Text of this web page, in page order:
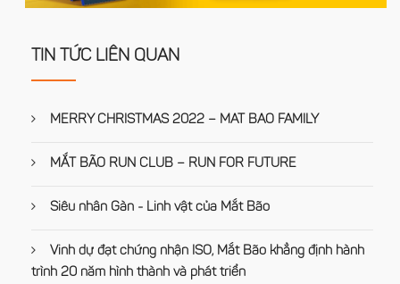
TIN TỨC LIÊN QUAN
MERRY CHRISTMAS 2022 – MAT BAO FAMILY
MẮT BÃO RUN CLUB – RUN FOR FUTURE
Siêu nhân Gàn - Linh vật của Mắt Bão
Vinh dự đạt chứng nhận ISO, Mắt Bão khẳng định hành
trình 20 năm hình thành và phát triển